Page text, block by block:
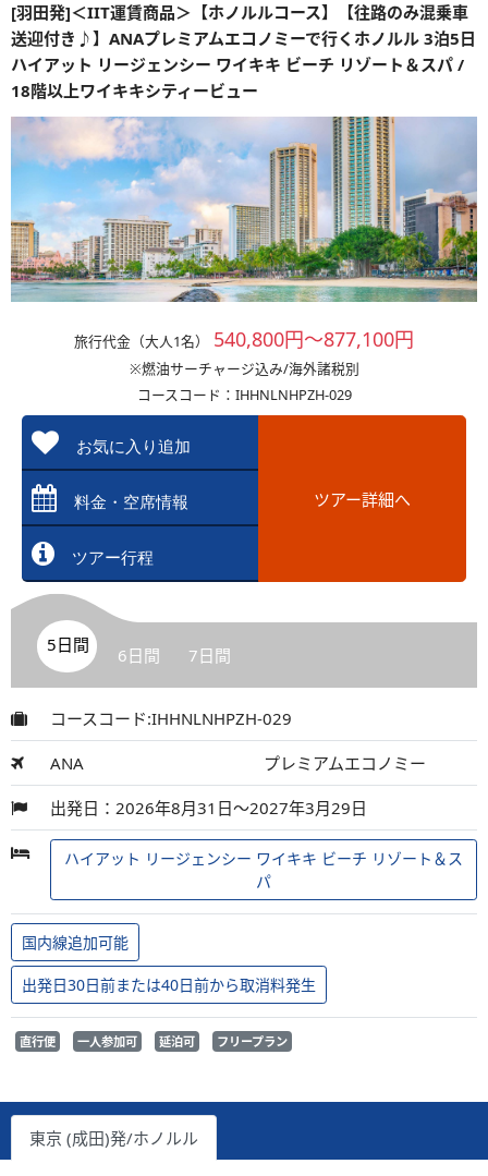
[羽田発]＜IIT運賃商品＞【ホノルルコース】【往路のみ混乗車
送迎付き♪】ANAプレミアムエコノミーで行くホノルル 3泊5日
ハイアット リージェンシー ワイキキ ビーチ リゾート＆スパ /
18階以上ワイキキシティービュー
旅行代金（大人1名） 540,800円～877,100円
※燃油サーチャージ込み/海外諸税別
コースコード：IHHNLNHPZH-029
お気に入り追加
料金・空席情報
ツアー行程
ツアー詳細へ
5日間 6日間 7日間
コースコード:IHHNLNHPZH-029
ANA プレミアムエコノミー
出発日：2026年8月31日～2027年3月29日
ハイアット リージェンシー ワイキキ ビーチ リゾート＆ス
パ
国内線追加可能
出発日30日前または40日前から取消料発生
直行便 一人参加可 延泊可 フリープラン
東京 (成田)発/ホノルル